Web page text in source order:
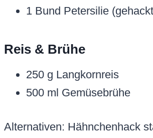
1 Bund Petersilie
Reis & Brühe
250 g Langkornreis
500 ml Gemüsebrühe
Alternativen: Hähnchenhack